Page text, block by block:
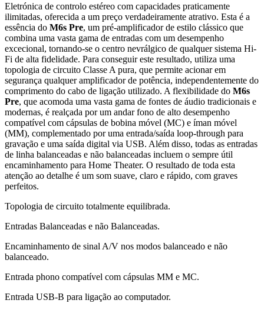
Eletrónica de controlo estéreo com capacidades praticamente
ilimitadas, oferecida a um preço verdadeiramente atrativo. Esta é a
essência do M6s Pre, um pré-amplificador de estilo clássico que
combina uma vasta gama de entradas com um desempenho
excecional, tornando-se o centro nevrálgico de qualquer sistema Hi-
Fi de alta fidelidade. Para conseguir este resultado, utiliza uma
topologia de circuito Classe A pura, que permite acionar em
segurança qualquer amplificador de potência, independentemente do
comprimento do cabo de ligação utilizado. A flexibilidade do M6s
Pre, que acomoda uma vasta gama de fontes de áudio tradicionais e
modernas, é realçada por um andar fono de alto desempenho
compatível com cápsulas de bobina móvel (MC) e íman móvel
(MM), complementado por uma entrada/saída loop-through para
gravação e uma saída digital via USB. Além disso, todas as entradas
de linha balanceadas e não balanceadas incluem o sempre útil
encaminhamento para Home Theater. O resultado de toda esta
atenção ao detalhe é um som suave, claro e rápido, com graves
perfeitos.
Topologia de circuito totalmente equilibrada.
Entradas Balanceadas e não Balanceadas.
Encaminhamento de sinal A/V nos modos balanceado e não
balanceado.
Entrada phono compatível com cápsulas MM e MC.
Entrada USB-B para ligação ao computador.